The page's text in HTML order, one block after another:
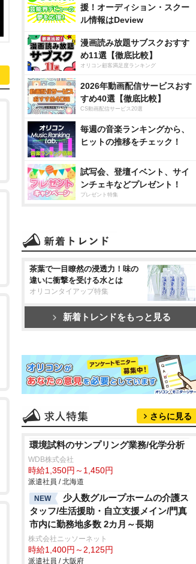
援！オーディション・スクー
ル情報はDeview
漫画読み放題サブスクおすす
め11選【徹底比較】
オリコン顧客満足度ランキング
2026年動画配信サービスおす
すめ40選【徹底比較】
CS動画配信サービス20選
毎週の音楽ランキングから、
ヒットの推移をチェック！
試写会、登壇イベント、サイ
ンチェキなどプレゼント！
プレゼント特集
茶葉で一目瞭然の浸透力！味の
違いに衝撃を受ける水とは
オリコンタイアップ特集
新着トレンドをもっと見る
さらに見る
環境試料のサンプリング業務/化学分析
WDB株式会社
時給1,350円～1,450円
派遣社員 / 北海道
NEW
少人数グループホームの介護ス
タッフ/生活援助・自立支援メイン/門真
市内に勤務地多数 2カ月～長期
株式会社ニッソーネット
時給1,400円～2,125円
派遣社員 / 大阪府